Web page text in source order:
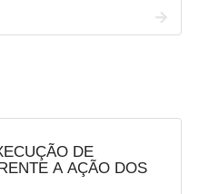
DE
A AÇÃO DOS